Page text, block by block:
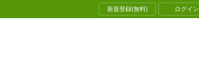
新規登録(無料) ログイン